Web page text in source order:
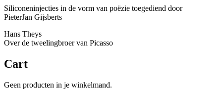
Siliconeninjecties in de vorm van poëzie toegediend door
PieterJan Gijsberts
Hans Theys
Over de tweelingbroer van Picasso
Cart
Geen producten in je winkelmand.